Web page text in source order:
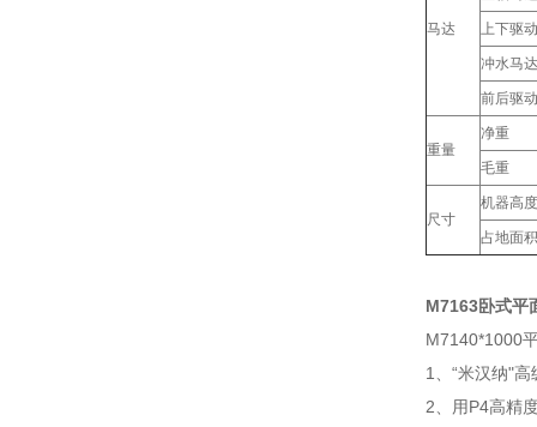
马达 上下驱
冲水马达
前后驱
重量
净重
毛重
尺寸
机器高度
占地面积
M7163卧式平
M7140*1000
1、“米汉纳"
2、用P4高精